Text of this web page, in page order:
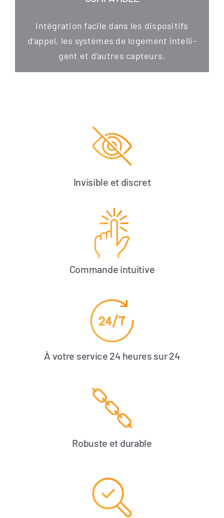
Inté­gra­ti­on faci­le dans les dis­po­si­tifs
d’appel, les sys­tè­mes de loge­ment intel­li­
gent et d’autres capteurs.
Invisible et discret
Commande intuitive
À votre service 24 heures sur 24
Robuste et durable